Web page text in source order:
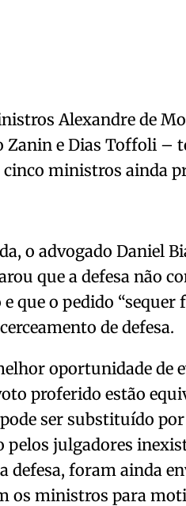
Alexandre de
Zanin e Dias Toffoli –
ministros ainda
o advogado Daniel
que a defesa não
que o pedido “sequer
de defesa.
oportunidade de
proferido estão
ser substituído
pelos julgadores
defesa, foram ainda
os ministros para